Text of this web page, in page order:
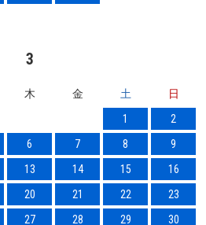
3
木 金 土
日
1
2
6 7 8
9
13 14 15
16
20 21 22
23
27 28 29
30